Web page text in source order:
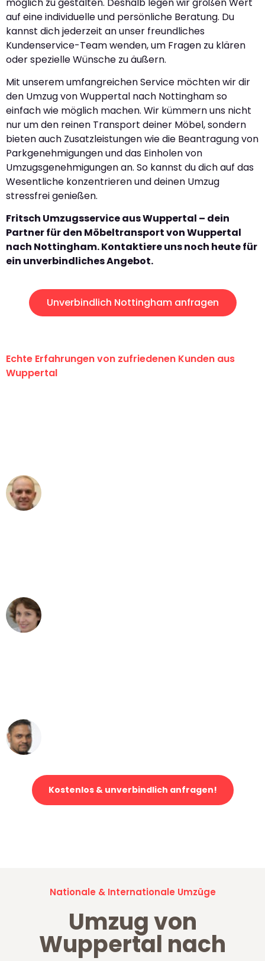
auf eine individuelle und persönliche Beratung. Du
kannst dich jederzeit an unser freundliches
Kundenservice-Team wenden, um Fragen zu klären
oder spezielle Wünsche zu äußern.
Mit unserem umfangreichen Service möchten wir dir
den Umzug von Wuppertal nach Nottingham so
einfach wie möglich machen. Wir kümmern uns nicht
nur um den reinen Transport deiner Möbel, sondern
bieten auch Zusatzleistungen wie die Beantragung von
Parkgenehmigungen und das Einholen von
Umzugsgenehmigungen an. So kannst du dich auf das
Wesentliche konzentrieren und deinen Umzug
stressfrei genießen.
Fritsch Umzugsservice aus Wuppertal – dein
Partner für den Möbeltransport von Wuppertal
nach Nottingham. Kontaktiere uns noch heute für
ein unverbindliches Angebot.
Unverbindlich Nottingham anfragen
Echte Erfahrungen von zufriedenen Kunden aus
Wuppertal
Kostenlos & unverbindlich anfragen!
Nationale & Internationale Umzüge
Umzug von
Wuppertal nach